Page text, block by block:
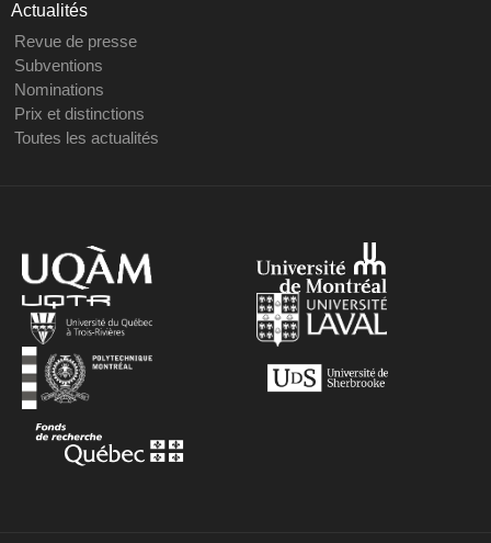
Actualités
Revue de presse
Subventions
Nominations
Prix et distinctions
Toutes les actualités